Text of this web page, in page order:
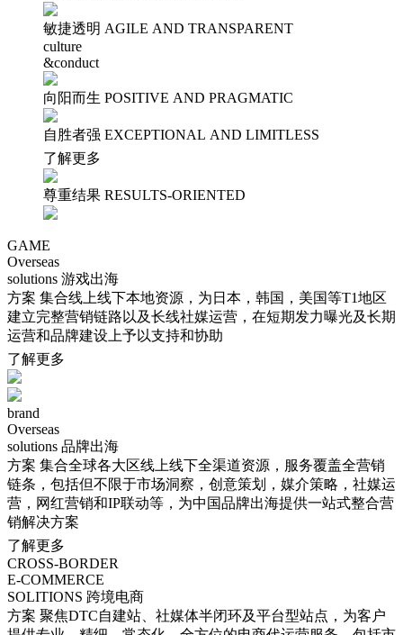
敏捷透明 AGILE AND TRANSPARENT
culture
&conduct
向阳而生 POSITIVE AND PRAGMATIC
自胜者强 EXCEPTIONAL AND LIMITLESS
了解更多
尊重结果 RESULTS-ORIENTED
GAME
Overseas
solutions 游戏出海
方案 集合线上线下本地资源，为日本，韩国，美国等T1地区
建立完整营销链路以及长线社媒运营，在短期发力曝光及长期
运营和品牌建设上予以支持和协助
了解更多
brand
Overseas
solutions 品牌出海
方案 集合全球各大区线上线下全渠道资源，服务覆盖全营销
链条，包括但不限于市场洞察，创意策划，媒介策略，社媒运
营，网红营销和IP联动等，为中国品牌出海提供一站式整合营
销解决方案
了解更多
CROSS-BORDER
E-COMMERCE
SOLITIONS 跨境电商
方案 聚焦DTC自建站、社媒体半闭环及平台型站点，为客户